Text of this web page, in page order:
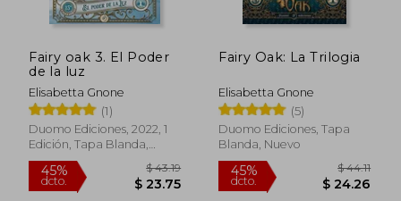
Fairy oak 3. El Poder
de la luz
Elisabetta Gnone
(1)
Duomo Ediciones, 2022, 1
Edición, Tapa Blanda,
Nuevo
Fairy Oak: La Trilogia
Elisabetta Gnone
(5)
Duomo Ediciones, Tapa
Blanda, Nuevo